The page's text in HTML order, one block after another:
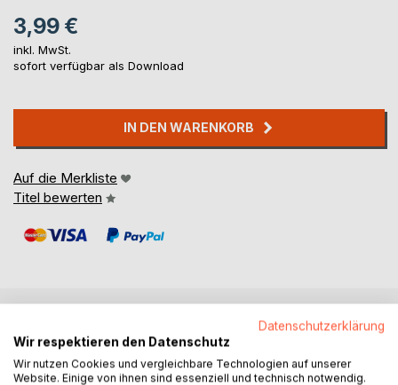
3,99 €
inkl. MwSt.
sofort verfügbar als Download
IN DEN WARENKORB
Auf die Merkliste
Titel bewerten
BESCHREIBUNG
Datenschutzerklärung
Wir respektieren den Datenschutz
Wir nutzen Cookies und vergleichbare Technologien auf unserer
Website. Einige von ihnen sind essenziell und technisch notwendig.